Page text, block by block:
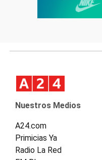
Nuestros Medios
A24.com
Primicias Ya
Radio La Red